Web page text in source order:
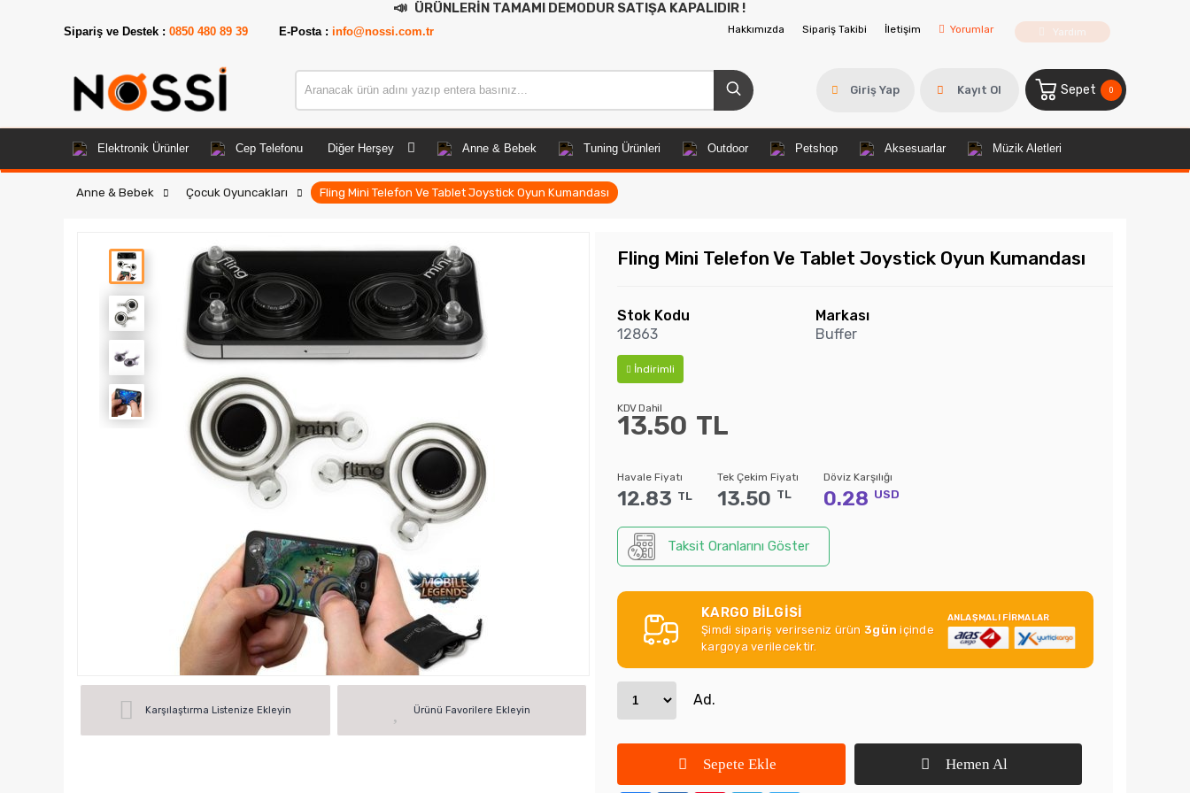
ÜRÜNLERİN TAMAMI DEMODUR SATIŞA KAPALIDIR !
Sipariş ve Destek : 0850 480 89 39 E-Posta :info@nossi.com.tr Hakkımızda Sipariş Takibi İletişim Yorumlar Yardım
Giriş Yap Kayıt Ol Sepet 0
Elektronik Ürünler Cep Telefonu Diğer Herşey Anne & Bebek Tuning Ürünleri Outdoor Petshop Aksesuarlar Müzik Aletleri
Anne & Bebek Çocuk Oyuncakları Fling Mini Telefon Ve Tablet Joystick Oyun Kumandası
Karşılaştırma Listenize Ekleyin Ürünü Favorilere Ekleyin
Fling Mini Telefon Ve Tablet Joystick Oyun Kumandası
Stok Kodu
12863
Markası
Buffer
İndirimli
13.50 TL
KDV Dahil
Havale Fiyatı
12.83 TL
Tek Çekim Fiyatı
13.50 TL
Döviz Karşılığı
0.28 USD
Taksit Oranlarını Göster
KARGO BİLGİSİ
Şimdi sipariş verirseniz ürün 3gün içinde
kargoya verilecektir.
ANLAŞMALI FİRMALAR
Ad.
Sepete Ekle Hemen Al